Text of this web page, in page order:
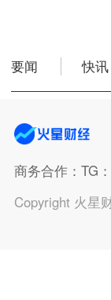
要闻 快讯
商务合作：TG
Copyright 火星